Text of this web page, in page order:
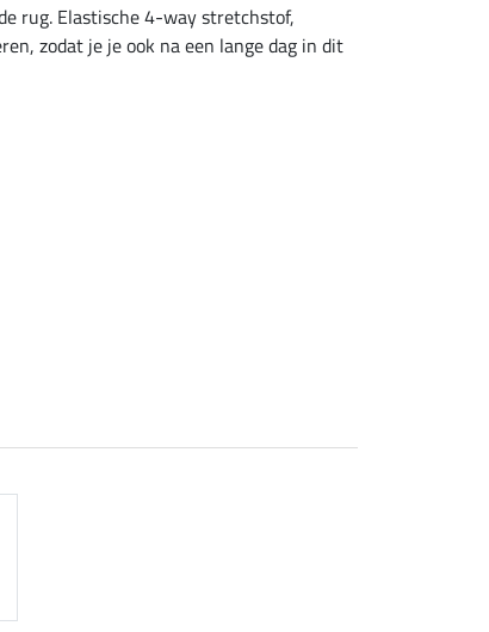
rug. Elastische 4-way stretchstof,
zodat je je ook na een lange dag in dit